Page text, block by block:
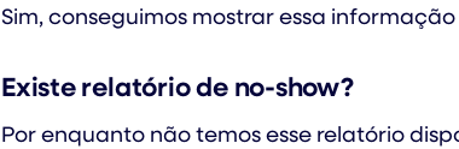
Sim, conseguimos mostrar essa informação
Existe relatório de no-show?
Por enquanto não temos esse relatório